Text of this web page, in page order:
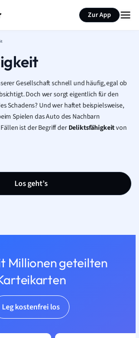
Zur App
Gesellschaft schnell und häufig, egal ob
Doch wer sorgt eigentlich für den
Schadens? Und wer haftet beispielsweise,
Spielen das Auto des Nachbarn
ist der Begriff der Deliktsfähigkeitvon
Los geht’s
Millionen geteilten
Leg kostenfrei los
Seite zusammenfassen